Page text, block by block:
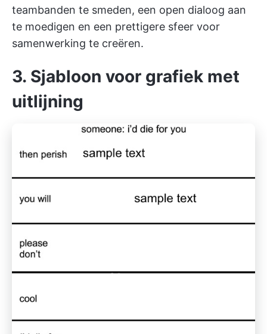
teambanden te smeden, een open dialoog aan
te moedigen en een prettigere sfeer voor
samenwerking te creëren.
3. Sjabloon voor grafiek met
uitlijning